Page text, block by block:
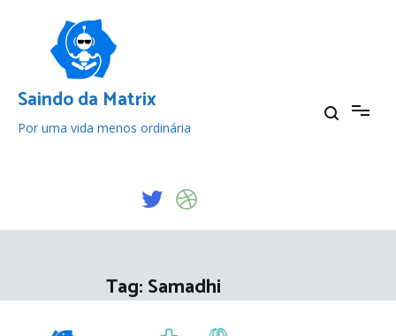
conteúdo
Saindo da Matrix
Por uma vida menos ordinária
Tag:Samadhi